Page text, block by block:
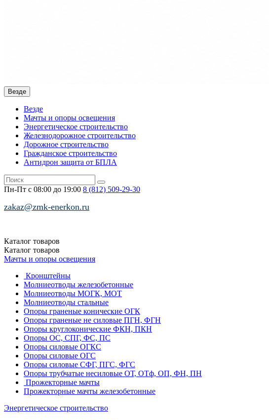
Везде
Везде
Мачты и опоры освещения
Энергетическое строительство
Железнодорожное строительство
Дорожное строительство
Гражданское строительство
Антидрон защита от БПЛА
Пн-Пт с 08:00 до 19:00 8 (812) 509-29-30
zakaz@zmk-enerkon.ru
Каталог товаров
Каталог товаров
Мачты и опоры освещения
Кронштейны
Молниеотводы железобетонные
Молниеотводы МОГК, МОТ
Молниеотводы стальные
Опоры граненые конические ОГК
Опоры граненые не силовые ПГН, ФГН
Опоры круглоконические ФКН, ПКН
Опоры ОС, СПГ, ФС, ПС
Опоры силовые ОГКС
Опоры силовые ОГС
Опоры силовые СФГ, ПГС, ФГС
Опоры трубчатые несиловые ОТ, ОТф, ОП, ФН, ПН
Прожекторные мачты
Прожекторные мачты железобетонные
Энергетическое строительство